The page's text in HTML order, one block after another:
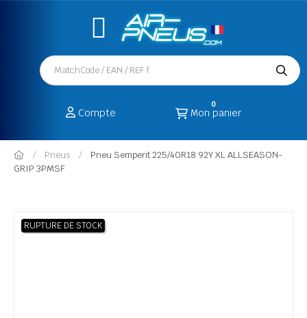
Compte Mon panier
0
Pneus
Pneu Semperit 225/40R18 92Y XL ALLSEASON-
GRIP 3PMSF
RUPTURE DE STOCK